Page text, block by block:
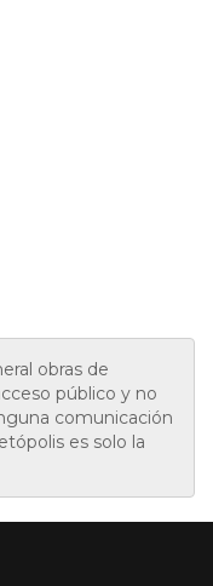
obras de
público y no
comunicación
es solo la